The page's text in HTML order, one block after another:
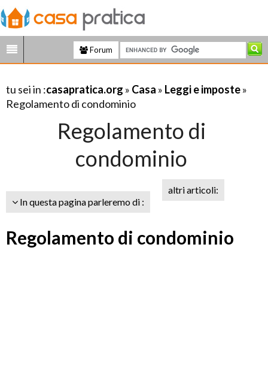
Forum
tu sei in :casapratica.org » Casa » Leggi e imposte»
Regolamento di condominio
Regolamento di
condominio
In questa pagina parleremo di :
altri articoli:
Regolamento di condominio